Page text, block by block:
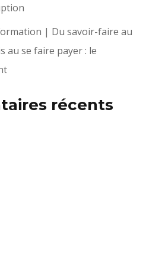
| Du savoir-faire au
au se faire payer : le
récents